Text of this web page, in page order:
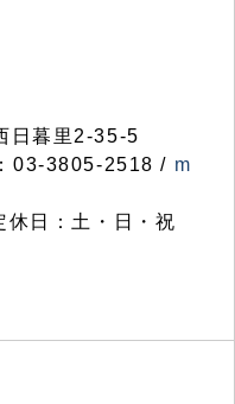
日暮里2-35-5
03-3805-2518 / m
日：土・日・祝